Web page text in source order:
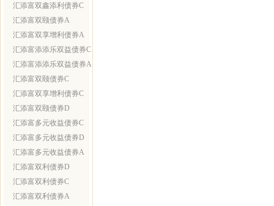
汇添富双鑫添利债券C
汇添富双颐债券A
汇添富双享增利债券A
汇添富添添乐双益债券C
汇添富添添乐双益债券A
汇添富双颐债券C
汇添富双享增利债券C
汇添富双颐债券D
汇添富多元收益债券C
汇添富多元收益债券D
汇添富多元收益债券A
汇添富双利债券D
汇添富双利债券C
汇添富双利债券A